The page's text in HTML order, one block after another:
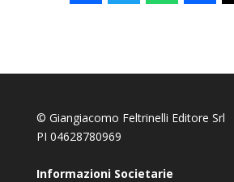
© Giangiacomo Feltrinelli Editore Srl
PI 04628780969
Informazioni Societarie